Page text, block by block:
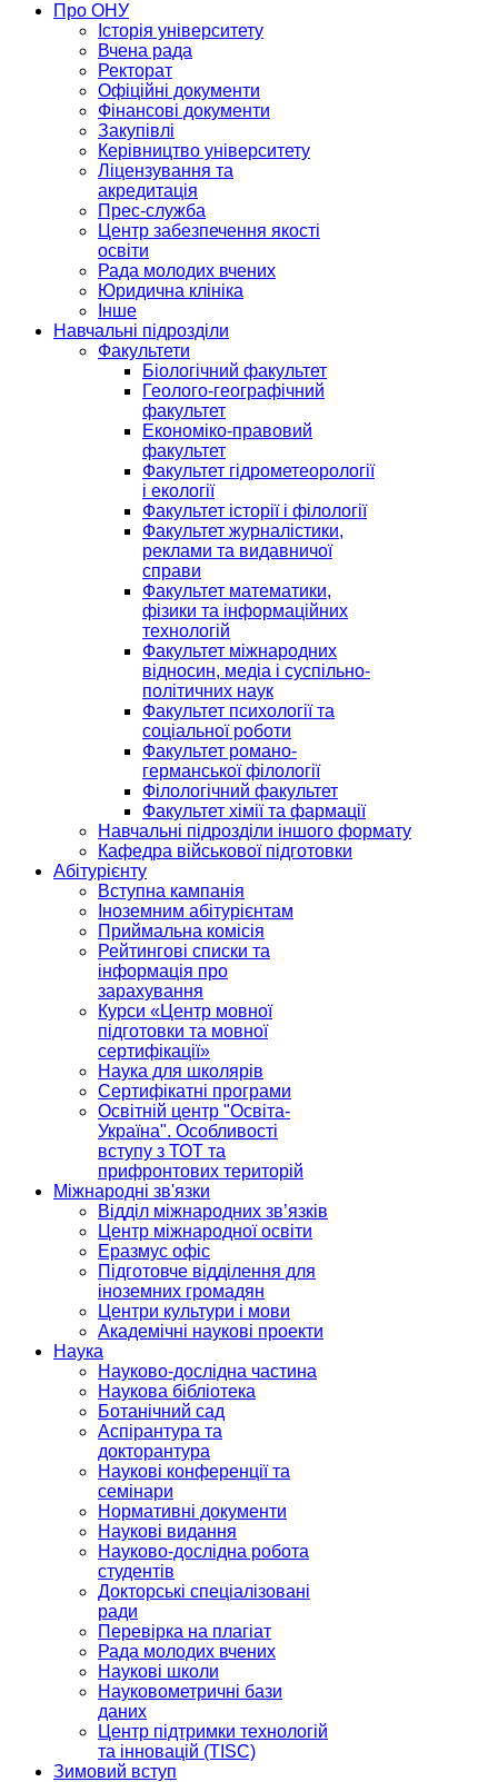
Про ОНУ
Історія університету
Вчена рада
Ректорат
Офіційні документи
Фінансові документи
Закупівлі
Керівництво університету
Ліцензування та
акредитація
Прес-служба
Центр забезпечення якості
освіти
Рада молодих вчених
Юридична клініка
Інше
Навчальні підрозділи
Факультети
Біологічний факультет
Геолого-географічний
факультет
Економіко-правовий
факультет
Факультет гідрометеорології
і екології
Факультет історії і філології
Факультет журналістики,
реклами та видавничої
справи
Факультет математики,
фізики та інформаційних
технологій
Факультет міжнародних
відносин, медіа і суспільно-
політичних наук
Факультет психології та
соціальної роботи
Факультет романо-
германської філології
Філологічний факультет
Факультет хімії та фармації
Навчальні підрозділи іншого формату
Кафедра військової підготовки
Абітурієнту
Вступна кампанія
Іноземним абітурієнтам
Приймальна комісія
Рейтингові списки та
інформація про
зарахування
Курси «Центр мовної
підготовки та мовної
сертифікації»
Наука для школярів
Сертифікатні програми
Освітній центр "Освіта-
Україна". Особливості
вступу з ТОТ та
прифронтових територій
Міжнародні зв'язки
Відділ міжнародних зв’язків
Центр міжнародної освіти
Еразмус офіс
Підготовче відділення для
іноземних громадян
Центри культури і мови
Академічні наукові проекти
Наука
Науково-дослідна частина
Наукова бібліотека
Ботанічний сад
Аспірантура та
докторантура
Наукові конференції та
семінари
Нормативні документи
Наукові видання
Науково-дослідна робота
студентів
Докторські спеціалізовані
ради
Перевірка на плагіат
Рада молодих вчених
Наукові школи
Науковометричні бази
даних
Центр підтримки технологій
та інновацій (TISC)
Зимовий вступ